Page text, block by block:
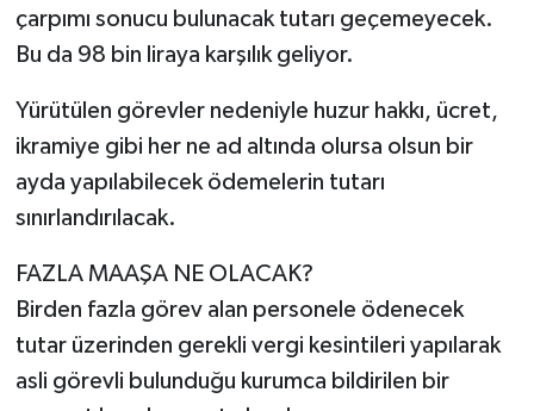
çarpımı sonucu bulunacak tutarı geçemeyecek.
Bu da 98 bin liraya karşılık geliyor.
Yürütülen görevler nedeniyle huzur hakkı, ücret,
ikramiye gibi her ne ad altında olursa olsun bir
ayda yapılabilecek ödemelerin tutarı
sınırlandırılacak.
FAZLA MAAŞA NE OLACAK?
Birden fazla görev alan personele ödenecek
tutar üzerinden gerekli vergi kesintileri yapılarak
asli görevli bulunduğu kurumca bildirilen bir